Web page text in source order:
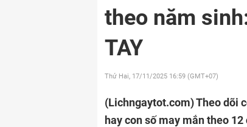
theo năm
TAY
Thứ Hai, 17/11/2025 16:59 (GMT+07)
(Lichngaytot.com)Theo dõi
hay con số may mắn theo